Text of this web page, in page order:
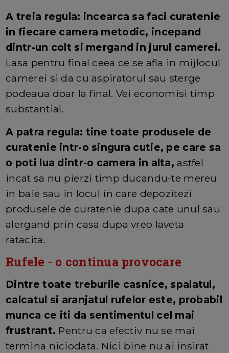
A treia regula: incearca sa faci curatenie
in fiecare camera metodic, incepand
dintr-un colt si mergand in jurul camerei.
Lasa pentru final ceea ce se afla in mijlocul
camerei si da cu aspiratorul sau sterge
podeaua doar la final. Vei economisi timp
substantial.
A patra regula: tine toate produsele de
curatenie intr-o singura cutie, pe care sa
o poti lua dintr-o camera in alta,astfel
incat sa nu pierzi timp ducandu-te mereu
in baie sau in locul in care depozitezi
produsele de curatenie dupa cate unul sau
alergand prin casa dupa vreo laveta
ratacita.
Rufele - o continua provocare
Dintre toate treburile casnice, spalatul,
calcatul si aranjatul rufelor este, probabil
munca ce iti da sentimentul cel mai
frustrant. Pentru ca efectiv nu se mai
termina niciodata. Nici bine nu ai insirat